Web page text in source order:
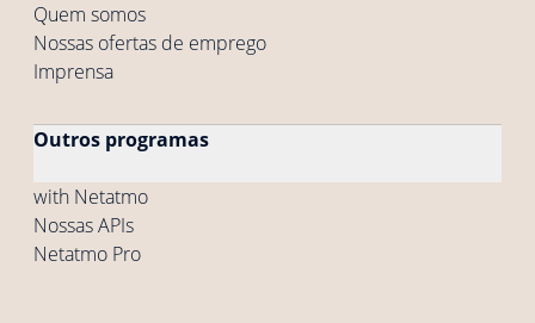
Quem somos
Nossas ofertas de emprego
Imprensa
Outros programas
with Netatmo
Nossas APIs
Netatmo Pro